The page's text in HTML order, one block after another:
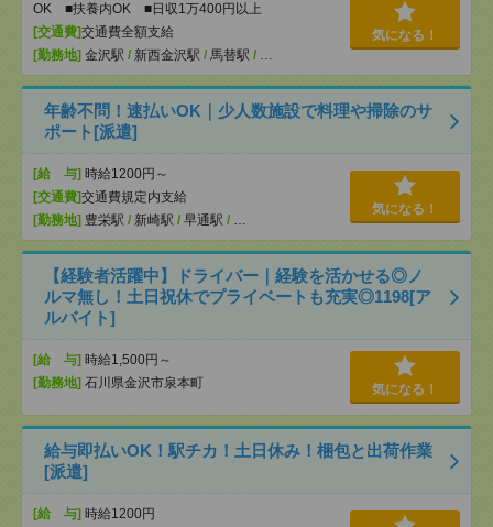
OK ■扶養内OK ■日収1万400円以上
[交通費]交通費全額支給
[勤務地] 金沢駅 / 新西金沢駅 / 馬替駅 / …
気になる！
年齢不問！速払いOK｜少人数施設で料理や掃除のサ
ポート[派遣]
[給 与] 時給1200円～
[交通費]交通費規定内支給
[勤務地] 豊栄駅 / 新崎駅 / 早通駅 / …
気になる！
【経験者活躍中】ドライバー｜経験を活かせる◎ノ
ルマ無し！土日祝休でプライベートも充実◎1198[ア
ルバイト]
[給 与] 時給1,500円～
[勤務地] 石川県金沢市泉本町 気になる！
給与即払いOK！駅チカ！土日休み！梱包と出荷作業
[派遣]
[給 与] 時給1200円